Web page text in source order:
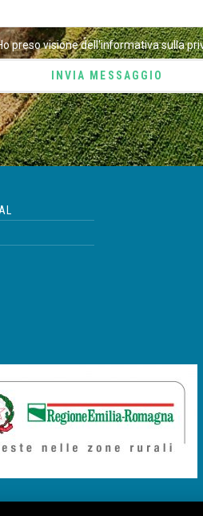
preso visione dell'informativa sulla
INVIA MESSAGGIO